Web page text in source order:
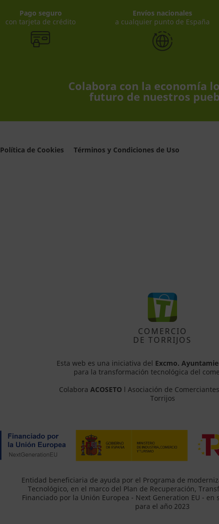
Pago seguro
con tarjeta de crédito
Envíos nacionales
a cualquier punto de España
Colabora con la economía
futuro de nuestros
Política de Cookies
Términos y Condiciones de Uso
COMERCIO
DE TORRIJOS
Esta web es una iniciativa del Excmo.
para la transformación tecnológica del
Colabora ACOSETO l Asociación de
Torrijos
Entidad beneficiaria de ayuda por el Programa de
Tecnológico, en el marco del Plan de Recuperación,
Financiado por la Unión Europea - Next Generation EU - en
para el año 2023